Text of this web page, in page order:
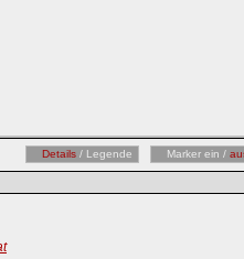
Details / Legende Marker ein /